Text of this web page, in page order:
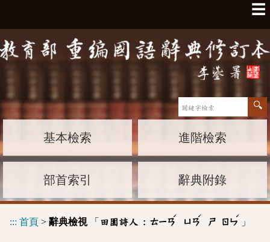
☰
基本檢索 進階檢索
部首索引 辭典附錄
::: 首頁 > 辭典檢視「 田園詩人 : ㄊㄧㄢ
ˊ
ㄩㄢ
ˊ
ㄕ ㄖㄣ
ˊ
」